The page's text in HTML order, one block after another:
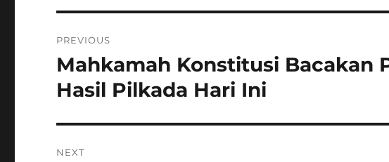
pos
PREVIOUS
Previous
post:
Mahkamah Konstitusi Bacakan
Hasil Pilkada Hari Ini
NEXT